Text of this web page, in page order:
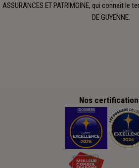
ASSURANCES ET PATRIMOINE, qui connait le
DE GUYENNE.
Nos